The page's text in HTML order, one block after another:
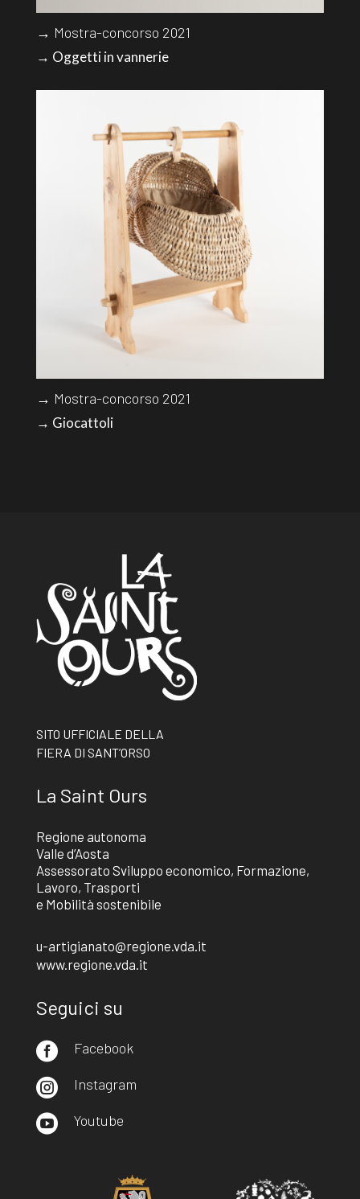
→ Mostra-concorso 2021
→ Oggetti in vannerie
→ Mostra-concorso 2021
→ Giocattoli
SITO UFFICIALE DELLA
FIERA DI SANT’ORSO
La Saint Ours
Regione autonoma
Valle d’Aosta
Assessorato Sviluppo economico, Formazione,
Lavoro, Trasporti
e Mobilità sostenibile
u-artigianato@regione.vda.it
www.regione.vda.it
Seguici su
 Facebook
 Instagram
 Youtube